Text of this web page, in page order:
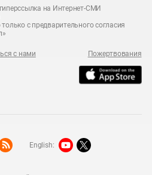
на Интернет-СМИ
с предварительного согласия
с нами Пожертвования
English: